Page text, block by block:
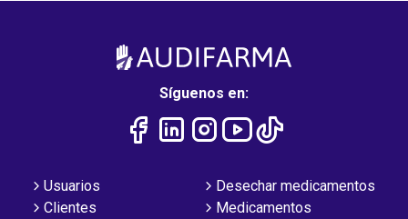
Síguenos en:
Usuarios
Clientes
Desechar medicamentos
Medicamentos